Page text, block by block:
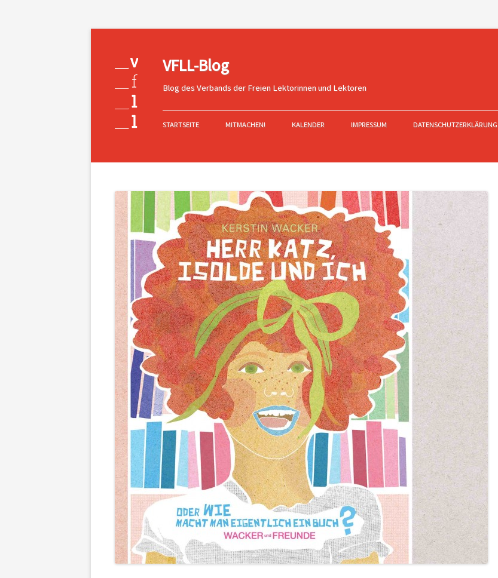
VFLL-Blog
Blog des Verbands der Freien Lektorinnen und Lektoren
Inhalt
STARTSEITE MITMACHEN! KALENDER IMPRESSUM DATENSCHUTZERKLÄRUNG